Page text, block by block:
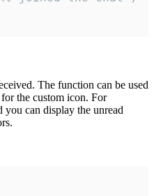
The function can be used
the custom icon. For
you can display the unread